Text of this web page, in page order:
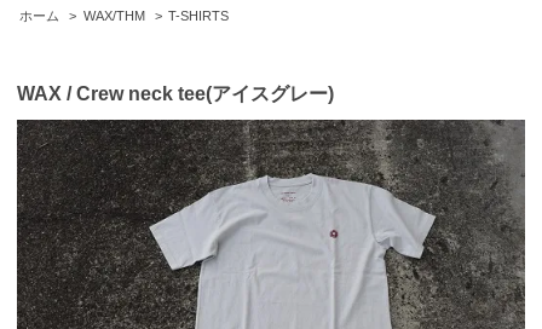
ホーム > WAX/THM > T-SHIRTS
WAX / Crew neck tee(アイスグレー)